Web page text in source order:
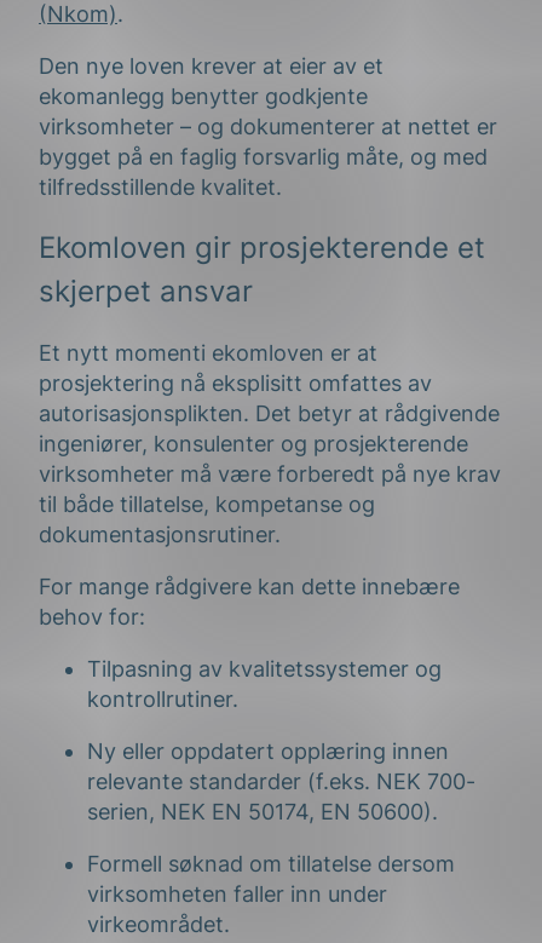
(Nkom).
Den nye loven krever at eier av et
ekomanlegg benytter godkjente
virksomheter – og dokumenterer at nettet er
bygget på en faglig forsvarlig måte, og med
tilfredsstillende kvalitet.
Ekomloven gir prosjekterende et
skjerpet ansvar
Et nytt momenti ekomloven er at
prosjektering nå eksplisitt omfattes av
autorisasjonsplikten. Det betyr at rådgivende
ingeniører, konsulenter og prosjekterende
virksomheter må være forberedt på nye krav
til både tillatelse, kompetanse og
dokumentasjonsrutiner.
For mange rådgivere kan dette innebære
behov for:
Tilpasning av kvalitetssystemer og
kontrollrutiner.
Ny eller oppdatert opplæring innen
relevante standarder (f.eks. NEK 700-
serien, NEK EN 50174, EN 50600).
Formell søknad om tillatelse dersom
virksomheten faller inn under
virkeområdet.